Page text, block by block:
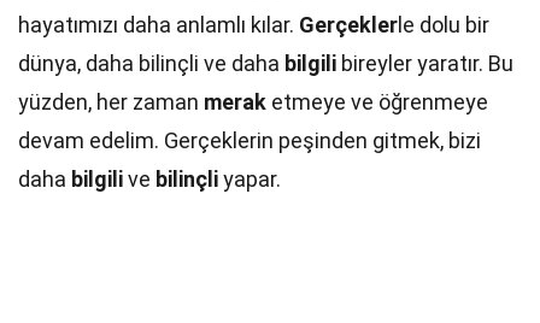
hayatımızı daha anlamlı kılar. Gerçekler le dolu bir
dünya, daha bilinçli ve daha bilgili bireyler yaratır. Bu
yüzden, her zaman merak etmeye ve öğrenmeye
devam edelim. Gerçeklerin peşinden gitmek, bizi
daha bilgilive bilinçliyapar.